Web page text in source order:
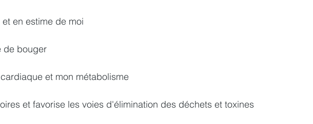
en estime de moi
de bouger
et mon métabolisme
et favorise les voies d'élimination des déchets et toxines